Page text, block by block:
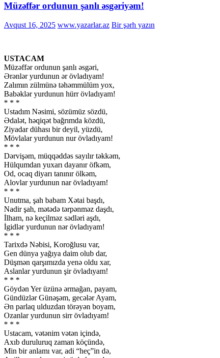
Müzəffər ordunun şanlı əsgəriyəm!
Avqust 16, 2025 www.yazarlar.az Bir şərh yazın
USTACAM
Müzəffər ordunun şanlı əsgəri,
Ərənlər yurdunun ər övladıyam!
Zalımın zülmünə təhəmmülüm yox,
Babəklər yurdunun hürr övladıyam!
* * *
Ustadım Nəsimi, sözümüz sözdü,
Ədalət, həqiqət bağrımda közdü,
Ziyadar dühası bir deyil, yüzdü,
Mövlalar yurdunun nur övladıyam!
* * *
Dərvişəm, müqqəddəs sayılır təkkəm,
Hülqumdan yuxarı dayanır öfkəm,
Od, ocaq diyarı tanınır ölkəm,
Alovlar yurdunun nar övladıyam!
* * *
Unutma, şah babam Xətai başdı,
Nadir şah, mətədə tərpənməz daşdı,
İlham, nə keçilməz sədləri aşdı,
İgidlər yurdunun nər övladıyam!
* * *
Tarixdə Nəbisi, Koroğlusu var,
Gen dünya yağıya daim olub dar,
Düşmən qarşımızda yenə oldu xar,
Aslanlar yurdunun şir övladıyam!
* * *
Göydən Yer üzünə ərmağan, payam,
Gündüzlər Günəşəm, gecələr Ayam,
Ən parlaq ulduzdan törəyən boyam,
Ozanlar yurdunun sirr övladıyam!
* * *
Ustacam, vətənim vətən içində,
Axıb duruluruq zaman köçündə,
Min bir anlamı var, adi “heç”in də,